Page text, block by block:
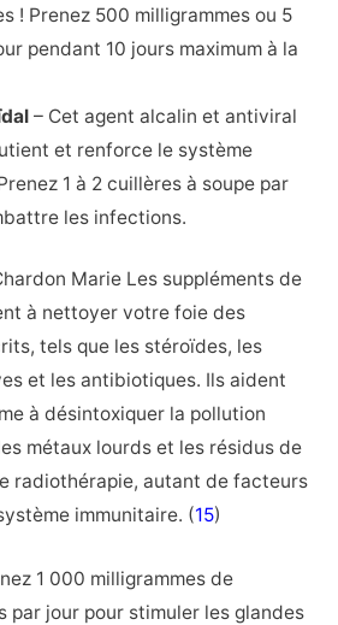
! Prenez 500 milligrammes ou 5
pendant 10 jours maximum à la
– Cet agent alcalin et antiviral
et renforce le système
1 à 2 cuillères à soupe par
les infections.
Marie Les suppléments de
à nettoyer votre foie des
tels que les stéroïdes, les
et les antibiotiques. Ils aident
à désintoxiquer la pollution
métaux lourds et les résidus de
radiothérapie, autant de facteurs
immunitaire. (15)
1 000 milligrammes de
par jour pour stimuler les glandes